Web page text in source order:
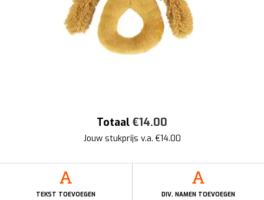
Totaal €14.00
Jouw stukprijs v.a. €14.00
TEKST TOEVOEGEN DIV. NAMEN TOEVOEGEN